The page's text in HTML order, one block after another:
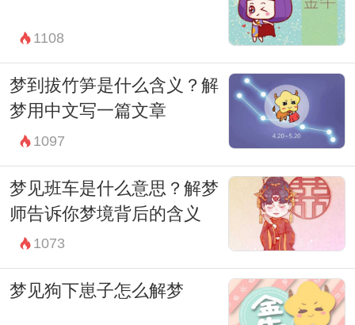
1108
梦到拔竹笋是什么含义？解
梦用中文写一篇文章
1097
梦见班车是什么意思？解梦
师告诉你梦境背后的含义
1073
梦见狗下崽子怎么解梦